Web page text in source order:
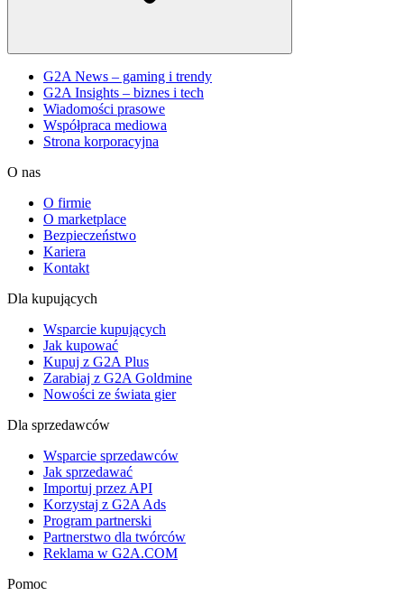
G2A News – gaming i trendy
G2A Insights – biznes i tech
Wiadomości prasowe
Współpraca mediowa
Strona korporacyjna
O nas
O firmie
O marketplace
Bezpieczeństwo
Kariera
Kontakt
Dla kupujących
Wsparcie kupujących
Jak kupować
Kupuj z G2A Plus
Zarabiaj z G2A Goldmine
Nowości ze świata gier
Dla sprzedawców
Wsparcie sprzedawców
Jak sprzedawać
Importuj przez API
Korzystaj z G2A Ads
Program partnerski
Partnerstwo dla twórców
Reklama w G2A.COM
Pomoc